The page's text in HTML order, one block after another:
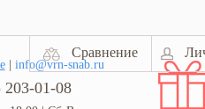
Сравнение
| info@vrn-snab.ru
203-01-08